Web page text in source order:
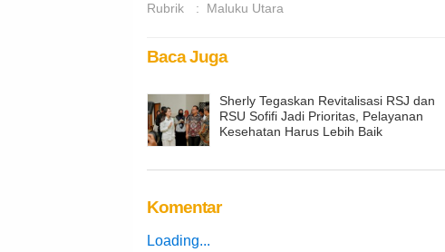
Rubrik
: Maluku Utara
Baca Juga
Sherly Tegaskan Revitalisasi RSJ dan
RSU Sofifi Jadi Prioritas, Pelayanan
Kesehatan Harus Lebih Baik
Komentar
Loading...